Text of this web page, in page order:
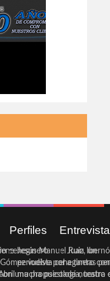
ceheginero
vuelve por
una propuesta
Perfiles
Jesús Manuel Ruiz, un
periodista ceheginero con
mucha psicología, teatro
Juan
a tantas
de nuestra